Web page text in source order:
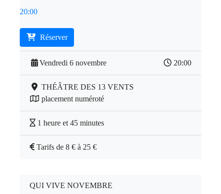
20:00
Réserver
Vendredi 6 novembre 20:00
THÉÂTRE DES 13 VENTS
placement numéroté
1 heure et 45 minutes
Tarifs de 8 € à 25 €
QUI VIVE NOVEMBRE